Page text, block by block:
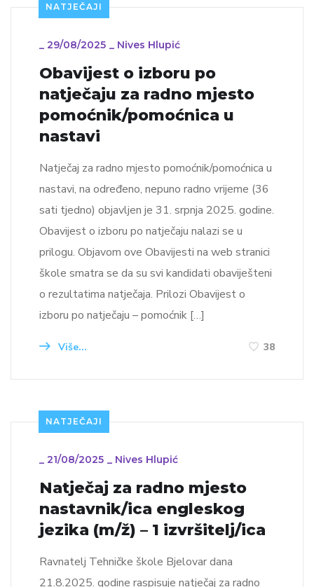
NATJEČAJI
_ 29/08/2025 _ Nives Hlupić
Obavijest o izboru po
natječaju za radno mjesto
pomoćnik/pomoćnica u
nastavi
Natječaj za radno mjesto pomoćnik/pomoćnica u
nastavi, na određeno, nepuno radno vrijeme (36
sati tjedno) objavljen je 31. srpnja 2025. godine.
Obavijest o izboru po natječaju nalazi se u
prilogu. Objavom ove Obavijesti na web stranici
škole smatra se da su svi kandidati obaviješteni
o rezultatima natječaja. Prilozi Obavijest o
izboru po natječaju – pomoćnik […]
Više... 38
NATJEČAJI
_ 21/08/2025 _ Nives Hlupić
Natječaj za radno mjesto
nastavnik/ica engleskog
jezika (m/ž) – 1 izvršitelj/ica
Ravnatelj Tehničke škole Bjelovar dana
21.8.2025. godine raspisuje natječaj za radno